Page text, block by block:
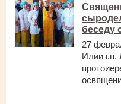
беседу
27
Илии г.п.